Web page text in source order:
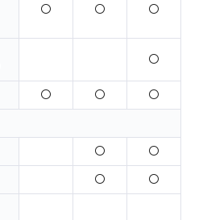
〇 〇 〇
〇
〇 〇
〇
〇
〇
〇
〇